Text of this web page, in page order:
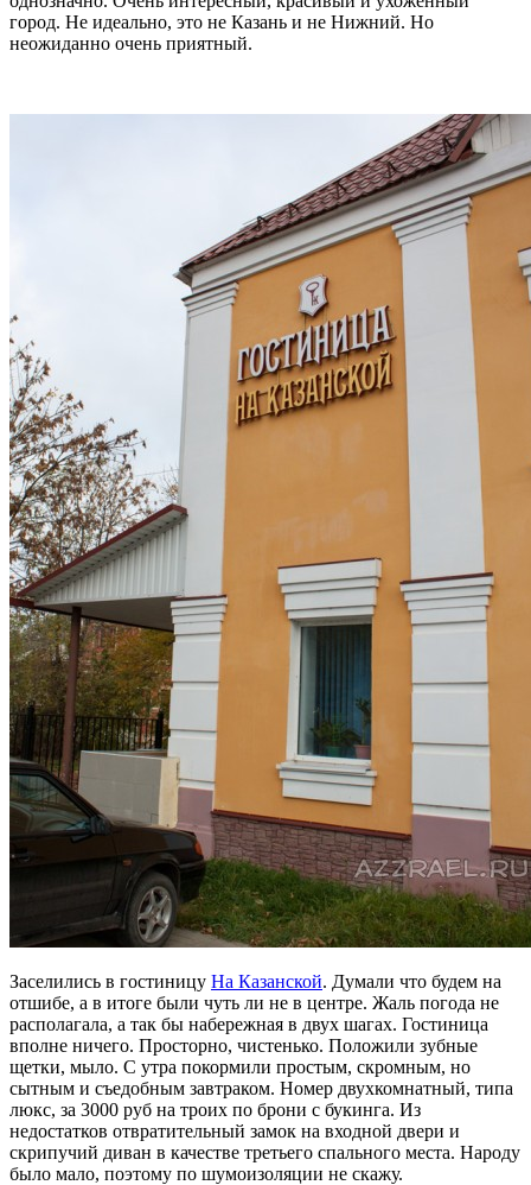
город. Не идеально, это не Казань и не Нижний. Но
неожиданно очень приятный.
Заселились в гостиницу На Казанской. Думали что будем на
отшибе, а в итоге были чуть ли не в центре. Жаль погода не
располагала, а так бы набережная в двух шагах. Гостиница
вполне ничего. Просторно, чистенько. Положили зубные
щетки, мыло. С утра покормили простым, скромным, но
сытным и съедобным завтраком. Номер двухкомнатный, типа
люкс, за 3000 руб на троих по брони с букинга. Из
недостатков отвратительный замок на входной двери и
скрипучий диван в качестве третьего спального места. Народу
было мало, поэтому по шумоизоляции не скажу.